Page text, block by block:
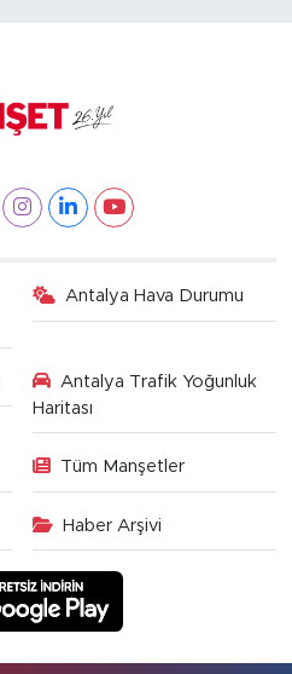
Antalya Hava Durumu
Antalya Trafik Yoğunluk
Haritası
Tüm Manşetler
Haber Arşivi